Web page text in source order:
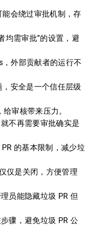
会绕过审批机制，存
均需审批”的设置，避
外部贡献者的运行不
安全是一个信任层级
审核带来压力。
不再需要审批确实是
的基本限制，减少垃
仅是关闭，方便管理
员能隐藏垃圾 PR 但
骤，避免垃圾 PR 公